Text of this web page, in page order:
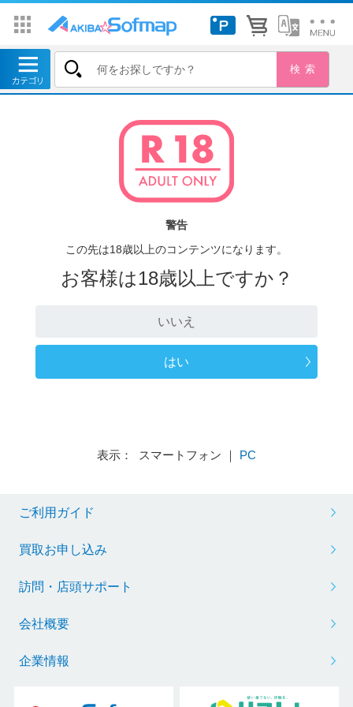
警告
この先は18歳以上のコンテンツになります。
お客様は18歳以上ですか？
いいえ
はい
表示： スマートフォン ｜ PC
ご利用ガイド
買取お申し込み
訪問・店頭サポート
会社概要
企業情報